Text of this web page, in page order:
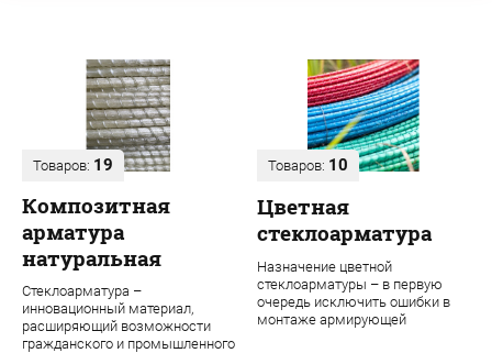
Товаров: 19
Композитная
арматура
натуральная
Стеклоарматура –
инновационный материал,
расширяющий возможности
гражданского и промышленного
Товаров: 10
Цветная
стеклоарматура
Назначение цветной
стеклоарматуры – в первую
очередь исключить ошибки в
монтаже армирующей